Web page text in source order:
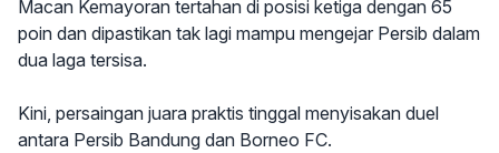
Macan Kemayoran tertahan di posisi ketiga dengan 65
poin dan dipastikan tak lagi mampu mengejar Persib dalam
dua laga tersisa.
Kini, persaingan juara praktis tinggal menyisakan duel
antara Persib Bandung dan Borneo FC.